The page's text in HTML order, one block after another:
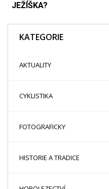
JEŽÍŠKA?
KATEGORIE
AKTUALITY
CYKLISTIKA
FOTOGRAFICKY
HISTORIE A TRADICE